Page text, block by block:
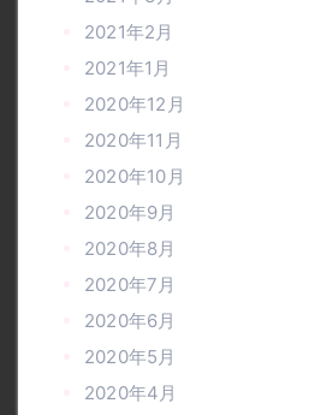
2021年2月
2021年1月
2020年12月
2020年11月
2020年10月
2020年9月
2020年8月
2020年7月
2020年6月
2020年5月
2020年4月